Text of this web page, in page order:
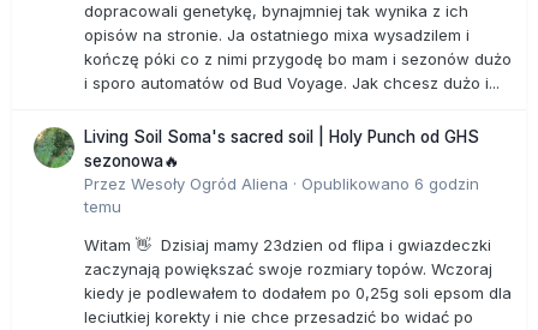
dopracowali genetykę, bynajmniej tak wynika z ich
opisów na stronie. Ja ostatniego mixa wysadzilem i
kończę póki co z nimi przygodę bo mam i sezonów dużo
i sporo automatów od Bud Voyage. Jak chcesz dużo i...
Living Soil Soma's sacred soil | Holy Punch od GHS
sezonowa🔥
Przez Wesoły Ogród Aliena · Opublikowano 6 godzin
temu
Witam 👋 Dzisiaj mamy 23dzien od flipa i gwiazdeczki
zaczynają powiększać swoje rozmiary topów. Wczoraj
kiedy je podlewałem to dodałem po 0,25g soli epsom dla
leciutkiej korekty i nie chce przesadzić bo widać po